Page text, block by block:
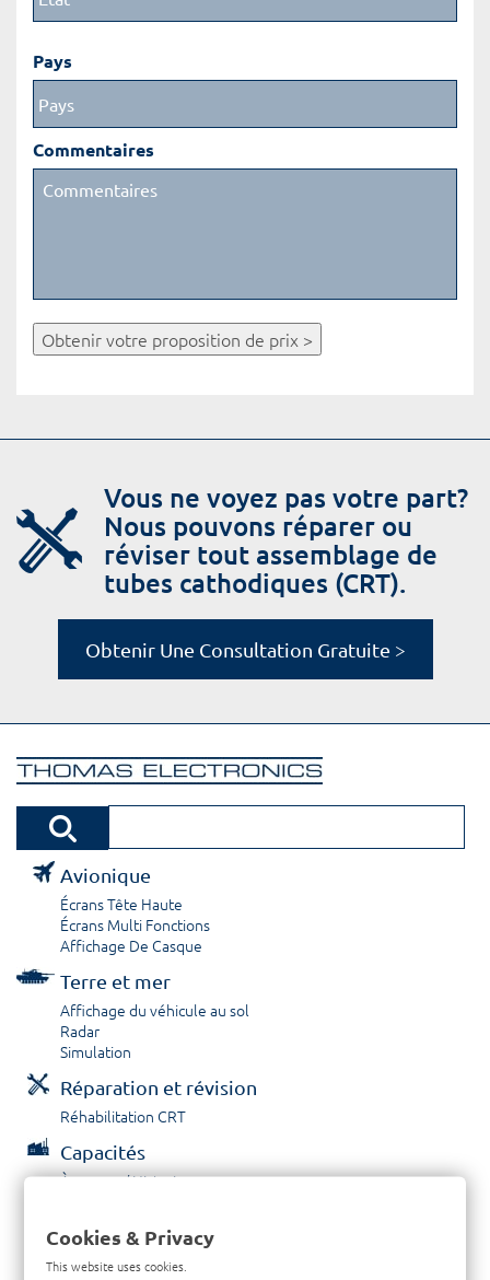
Pays
Commentaires
Obtenir votre proposition de prix >
Vous ne voyez pas votre part?
Nous pouvons réparer ou
réviser tout assemblage de
tubes cathodiques (CRT).
Obtenir Une Consultation Gratuite >
Avionique
Écrans Tête Haute
Écrans Multi Fonctions
Affichage De Casque
Terre et mer
Affichage du véhicule au sol
Radar
Simulation
Réparation et révision
Réhabilitation CRT
Capacités
À propos / Historique
Contactez nous
Cookies & Privacy
This website uses cookies.